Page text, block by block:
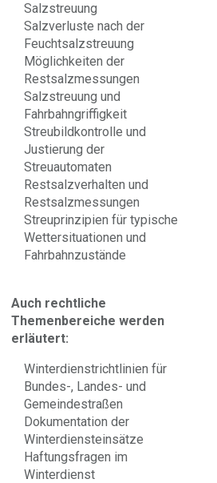
Salzstreuung
Salzverluste nach der
Feuchtsalzstreuung
Möglichkeiten der
Restsalzmessungen
Salzstreuung und
Fahrbahngriffigkeit
Streubildkontrolle und
Justierung der
Streuautomaten
Restsalzverhalten und
Restsalzmessungen
Streuprinzipien für typische
Wettersituationen und
Fahrbahnzustände
Auch rechtliche
Themenbereiche werden
erläutert:
Winterdienstrichtlinien für
Bundes-, Landes- und
Gemeindestraßen
Dokumentation der
Winterdiensteinsätze
Haftungsfragen im
Winterdienst